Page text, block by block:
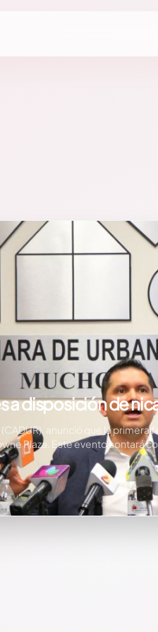
a disposición de
anunció que la primera
Plaza. Este evento contará